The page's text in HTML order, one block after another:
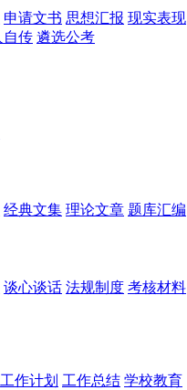
申请文书 思想汇报 现实表现
自传 遴选公考
经典文集 理论文章 题库汇编
谈心谈话 法规制度 考核材料
工作计划 工作总结 学校教育